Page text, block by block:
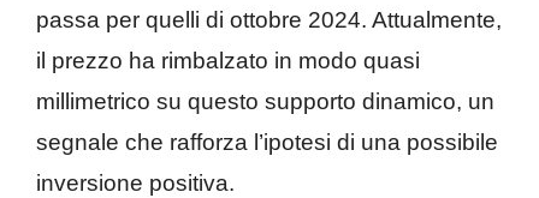
passa per quelli di ottobre 2024. Attualmente,
il prezzo ha rimbalzato in modo quasi
millimetrico su questo supporto dinamico, un
segnale che rafforza l’ipotesi di una possibile
inversione positiva.